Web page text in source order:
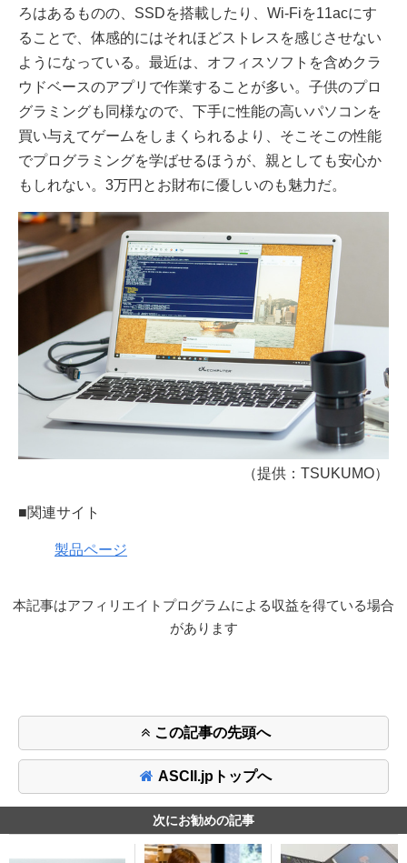
ろはあるものの、SSDを搭載したり、Wi-Fiを11acにす
ることで、体感的にはそれほどストレスを感じさせない
ようになっている。最近は、オフィスソフトを含めクラ
ウドベースのアプリで作業することが多い。子供のプロ
グラミングも同様なので、下手に性能の高いパソコンを
買い与えてゲームをしまくられるより、そこそこの性能
でプログラミングを学ばせるほうが、親としても安心か
もしれない。3万円とお財布に優しいのも魅力だ。
（提供：TSUKUMO）
■関連サイト
製品ページ
本記事はアフィリエイトプログラムによる収益を得ている場合
があります
この記事の先頭へ
ASCII.jpトップへ
次にお勧めの記事